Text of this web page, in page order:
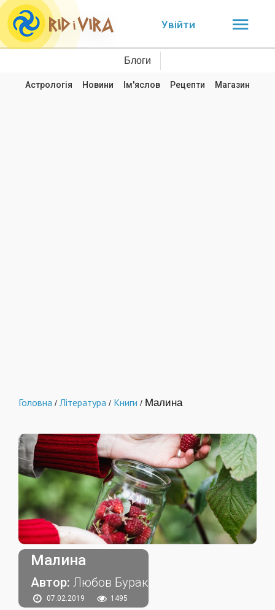
Увійти
Блоги
Астрологія Новини Ім'яслов Рецепти Магазин
Головна / Література / Книги / Малина
Малина
Автор: Любов Бурак
07.02.2019 1495